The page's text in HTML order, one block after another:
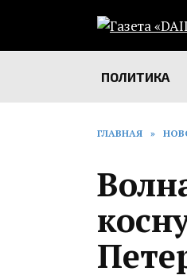
содержанию
ПОЛИТИКА
ГЛАВНАЯ »